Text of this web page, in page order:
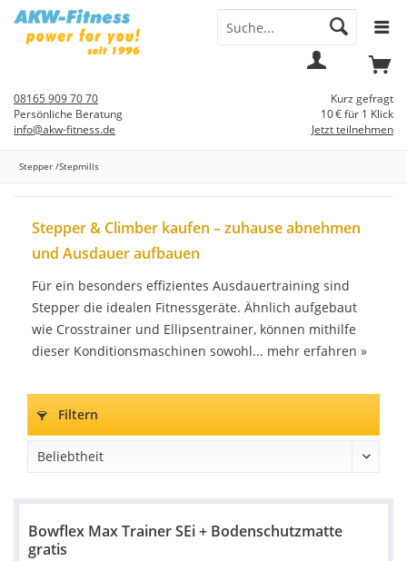
Kurz gefragt
10 € für 1 Klick
Jetzt teilnehmen
08165 909 70 70
Persönliche Beratung
info@akw-fitness.de
Stepper /Stepmills
Stepper & Climber kaufen – zuhause abnehmen
und Ausdauer aufbauen
Für ein besonders effizientes Ausdauertraining sind
Stepper die idealen Fitnessgeräte. Ähnlich aufgebaut
wie Crosstrainer und Ellipsentrainer, können mithilfe
dieser Konditionsmaschinen sowohl... mehr erfahren »
Filtern
Bowflex Max Trainer SEi + Bodenschutzmatte
gratis